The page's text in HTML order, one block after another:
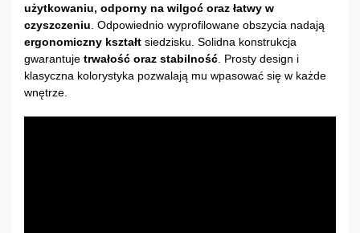
użytkowaniu, odporny na wilgoć oraz łatwy w
czyszczeniu . Odpowiednio wyprofilowane obszycia nadają
ergonomiczny kształt siedzisku. Solidna konstrukcja
gwarantuje trwałość oraz stabilność . Prosty design i
klasyczna kolorystyka pozwalają mu wpasować się w każde
wnętrze.